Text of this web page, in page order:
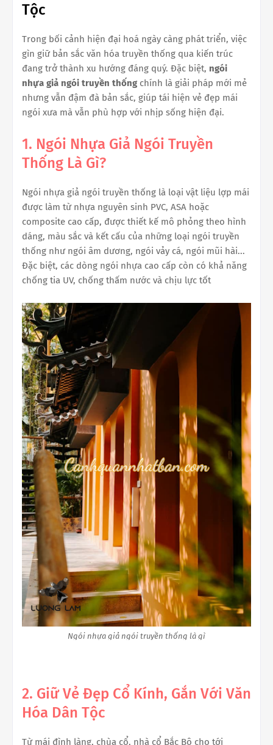
Tộc
Trong bối cảnh hiện đại hoá ngày càng phát triển, việc
gìn giữ bản sắc văn hóa truyền thống qua kiến trúc
đang trở thành xu hướng đáng quý. Đặc biệt, ngói
nhựa giả ngói truyền thống chính là giải pháp mới mẻ
nhưng vẫn đậm đà bản sắc, giúp tái hiện vẻ đẹp mái
ngói xưa mà vẫn phù hợp với nhịp sống hiện đại.
1. Ngói Nhựa Giả Ngói Truyền
Thống Là Gì?
Ngói nhựa giả ngói truyền thống là loại vật liệu lợp mái
được làm từ nhựa nguyên sinh PVC, ASA hoặc
composite cao cấp, được thiết kế mô phỏng theo hình
dáng, màu sắc và kết cấu của những loại ngói truyền
thống như ngói âm dương, ngói vảy cá, ngói mũi hài...
Đặc biệt, các dòng ngói nhựa cao cấp còn có khả năng
chống tia UV, chống thấm nước và chịu lực tốt
Ngói nhựa giả ngói truyền thống là gì
2. Giữ Vẻ Đẹp Cổ Kính, Gắn Với Văn
Hóa Dân Tộc
Từ mái đình làng, chùa cổ, nhà cổ Bắc Bộ cho tới